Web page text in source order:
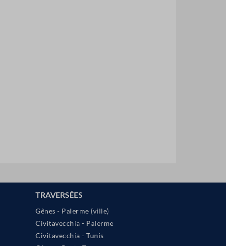
TRAVERSÉES
Gênes - Palerme (ville)
Civitavecchia - Palerme
Civitavecchia - Tunis